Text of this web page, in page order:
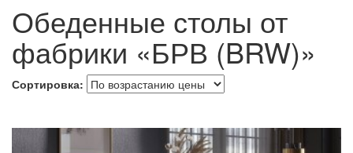
Обеденные столы от
фабрики «БРВ (BRW)»
Сортировка: